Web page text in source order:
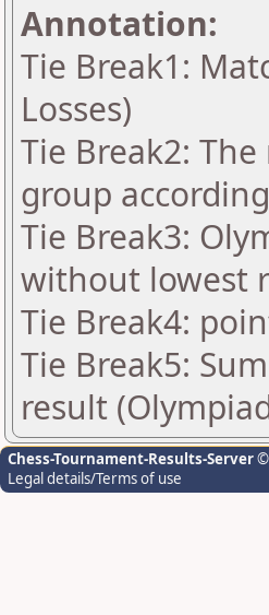
Annotation:
Tie Break1:
Losses)
Tie Break2:
group
Tie Break3:
without lowest
Tie Break4:
Tie Break5:
result
Chess-Tournament-Results-Server©
Legal details/Terms of use